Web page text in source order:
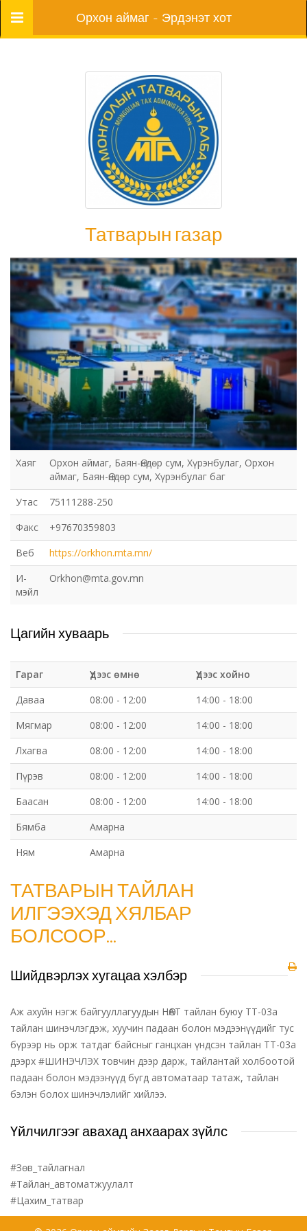
Цэс Орхон аймаг - Эрдэнэт хот
Татварын газар
Татварын газар
Хаяг
Орхон аймаг, Баян-Өндөр сум, Хүрэнбулаг, Орхон
аймаг, Баян-Өндөр сум, Хүрэнбулаг баг
Утас
75111288-250
Факс
+97670359803
Веб
https://orkhon.mta.mn/
И-
мэйл
Orkhon@mta.gov.mn
Цагийн хуваарь
Гараг Үдээс өмнө
Үдээс хойно
Даваа
08:00 - 12:00
14:00 - 18:00
Мягмар
08:00 - 12:00
14:00 - 18:00
Лхагва
08:00 - 12:00
14:00 - 18:00
Пүрэв
08:00 - 12:00
14:00 - 18:00
Баасан
08:00 - 12:00
14:00 - 18:00
Бямба
Амарна
Ням
Амарна
ТАТВАРЫН ТАЙЛАН
ИЛГЭЭХЭД ХЯЛБАР
БОЛСООР...
Шийдвэрлэх хугацаа хэлбэр
Аж ахуйн нэгж байгууллагуудын НӨАТ тайлан буюу ТТ-03а
тайлан шинэчлэгдэж, хуучин падаан болон мэдээнүүдийг тус
бүрээр нь орж татдаг байсныг ганцхан үндсэн тайлан ТТ-03а
дээрх #ШИНЭЧЛЭХ товчин дээр дарж, тайлантай холбоотой
падаан болон мэдээнүүд бүгд автоматаар татаж, тайлан
бэлэн болох шинэчлэлийг хийлээ.
Үйлчилгээг авахад анхаарах зүйлс
#Зөв_тайлагнал
#Тайлан_автоматжуулалт
#Цахим_татвар